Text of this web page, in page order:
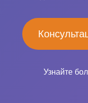
Узнайте